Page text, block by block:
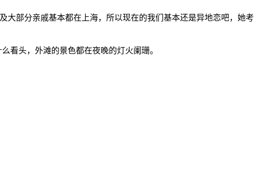
部分亲戚基本都在上海，所以现在的我们基本还是异地恋吧，她考
看头，外滩的景色都在夜晚的灯火阑珊。